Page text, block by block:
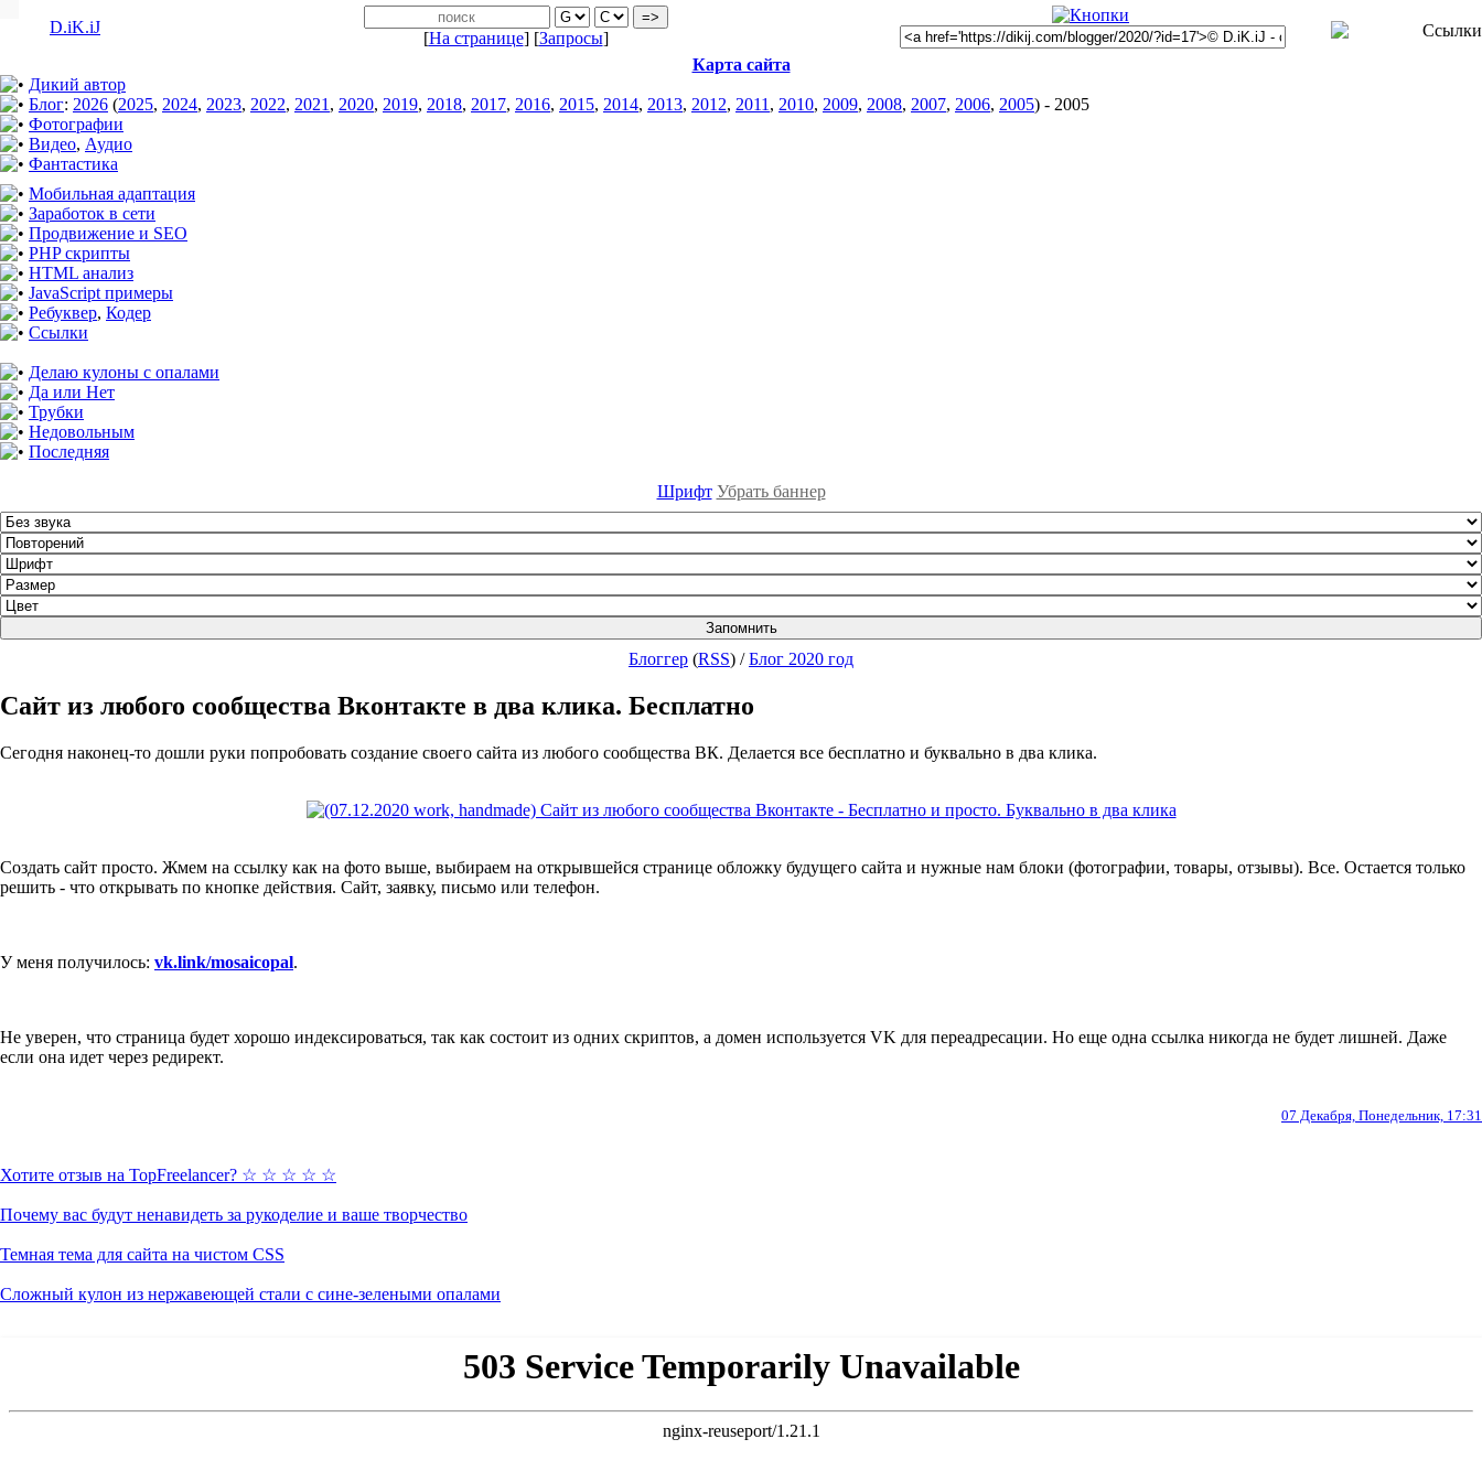
D.iK.iJ
[На странице] [Запросы]
Карта сайта
Дикий автор
Блог: 2026 (2025, 2024, 2023, 2022, 2021 , 2020, 2019, 2018, 2017, 2016, 2015, 2014, 2013, 2012, 2011 , 2010, 2009, 2008, 2007, 2006, 2005) - 2005
Фотографии
Видео, Аудио
Фантастика
Мобильная адаптация
Заработок в сети
Продвижение и SEO
PHP скрипты
HTML анализ
JavaScript примеры
Ребуквер, Кодер
Ссылки
Делаю кулоны с опалами
Да или Нет
Трубки
Недовольным
Последняя
Шрифт Убрать баннер
Блоггер (RSS) /Блог 2020 год
Сайт из любого сообщества Вконтакте в два клика. Бесплатно
Сегодня наконец-то дошли руки попробовать создание своего сайта из любого сообщества ВК. Делается все бесплатно и буквально в два клика.
Создать сайт просто. Жмем на ссылку как на фото выше, выбираем на открывшейся странице обложку будущего сайта и нужные нам блоки (фотографии, товары, отзывы). Все. Остается только
решить - что открывать по кнопке действия. Сайт, заявку, письмо или телефон.
У меня получилось: vk.link/­mosaicopal.
Не уверен, что страница будет хорошо индексироваться, так как состоит из одних скриптов, а домен используется VK для переадресации. Но еще одна ссылка никогда не будет лишней. Даже
если она идет через редирект.
07 Декабря, Понедельник, 17:31
Хотите отзыв на TopFreelancer? ☆ ☆ ☆ ☆ ☆
Почему вас будут ненавидеть за рукоделие и ваше творчество
Темная тема для сайта на чистом CSS
Сложный кулон из нержавеющей стали с сине-зелеными опалами